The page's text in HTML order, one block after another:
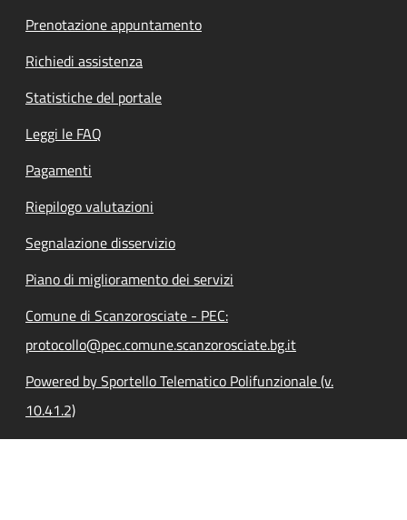
Prenotazione appuntamento
Richiedi assistenza
Statistiche del portale
Leggi le FAQ
Pagamenti
Riepilogo valutazioni
Segnalazione disservizio
Piano di miglioramento dei servizi
Comune di Scanzorosciate - PEC:
protocollo@pec.comune.scanzorosciate.bg.it
Powered by Sportello Telematico Polifunzionale (v.
10.41.2)